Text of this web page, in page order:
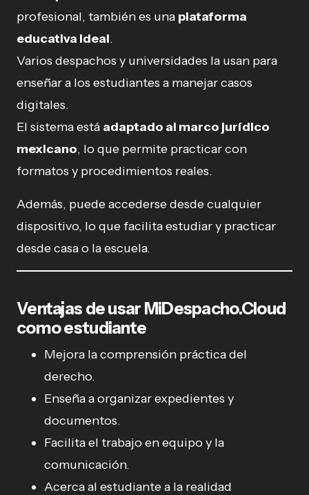
profesional, también es una plataforma
educativa ideal.
Varios despachos y universidades la usan para
enseñar a los estudiantes a manejar casos
digitales.
El sistema está adaptado al marco jurídico
mexicano, lo que permite practicar con
formatos y procedimientos reales.
Además, puede accederse desde cualquier
dispositivo, lo que facilita estudiar y practicar
desde casa o la escuela.
Ventajas de usar MiDespacho.Cloud
como estudiante
Mejora la comprensión práctica del
derecho.
Enseña a organizar expedientes y
documentos.
Facilita el trabajo en equipo y la
comunicación.
Acerca al estudiante a la realidad